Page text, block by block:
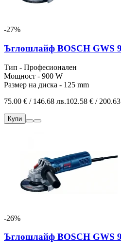
-27%
Ъглошлайф BOSCH GWS
Тип - Професионален
Мощност - 900 W
Размер на диска - 125 mm
75.00 € / 146.68 лв.102.58 € /
Купи
-26%
Ъглошлайф BOSCH GWS